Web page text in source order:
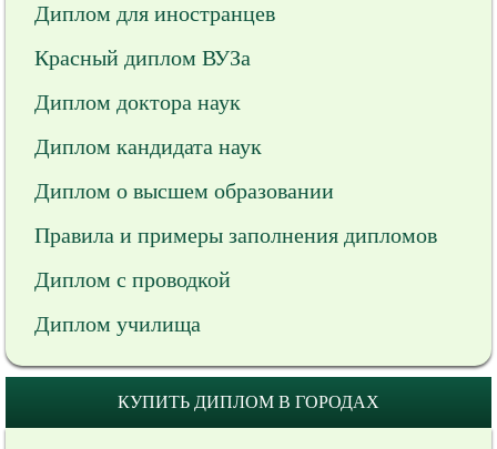
Диплом для иностранцев
Красный диплом ВУЗа
Диплом доктора наук
Диплом кандидата наук
Диплом о высшем образовании
Правила и примеры заполнения дипломов
Диплом с проводкой
Диплом училища
КУПИТЬ ДИПЛОМ В ГОРОДАХ